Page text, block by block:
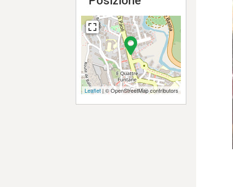
Leaflet| © OpenStreetMap contributors